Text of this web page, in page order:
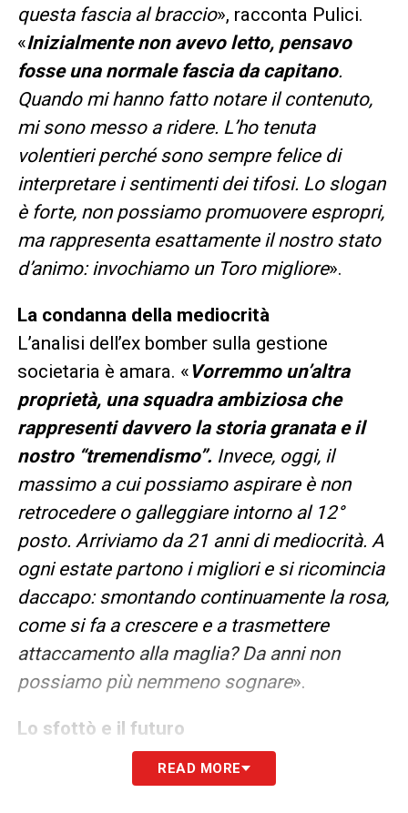
questa fascia al braccio», racconta Pulici.
«Inizialmente non avevo letto, pensavo
fosse una normale fascia da capitano.
Quando mi hanno fatto notare il contenuto,
mi sono messo a ridere. L’ho tenuta
volentieri perché sono sempre felice di
interpretare i sentimenti dei tifosi. Lo slogan
è forte, non possiamo promuovere espropri,
ma rappresenta esattamente il nostro stato
d’animo: invochiamo un Toro migliore».
La condanna della mediocrità
L’analisi dell’ex bomber sulla gestione
societaria è amara. «Vorremmo un’altra
proprietà, una squadra ambiziosa che
rappresenti davvero la storia granata e il
nostro “tremendismo”. Invece, oggi, il
massimo a cui possiamo aspirare è non
retrocedere o galleggiare intorno al 12°
posto. Arriviamo da 21 anni di mediocrità. A
ogni estate partono i migliori e si ricomincia
daccapo: smontando continuamente la rosa,
come si fa a crescere e a trasmettere
attaccamento alla maglia? Da anni non
possiamo più nemmeno sognare».
Lo sfottò e il futuro
A ferire ulteriormente l’orgoglio granata c’è lo
scherno dei rivali cittadini. «I tifosi della
READ MORE